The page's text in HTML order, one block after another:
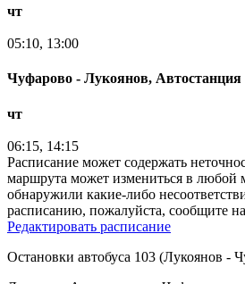
чт
05:10, 13:00
Чуфарово - Лукоянов, Автостанция
чт
06:15, 14:15
Расписание может содержать
маршрута может измениться в любой
обнаружили какие-либо
расписанию, пожалуйста, сообщите
Редактировать расписание
Остановки автобуса 103 (Лукоянов -